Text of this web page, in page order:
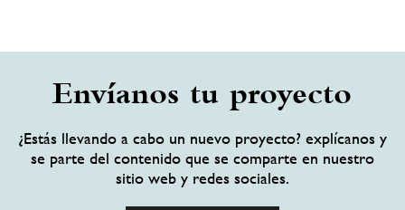
Envíanos tu proyecto
¿Estás llevando a cabo un nuevo proyecto? explícanos y
se parte del contenido que se comparte en nuestro
sitio web y redes sociales.